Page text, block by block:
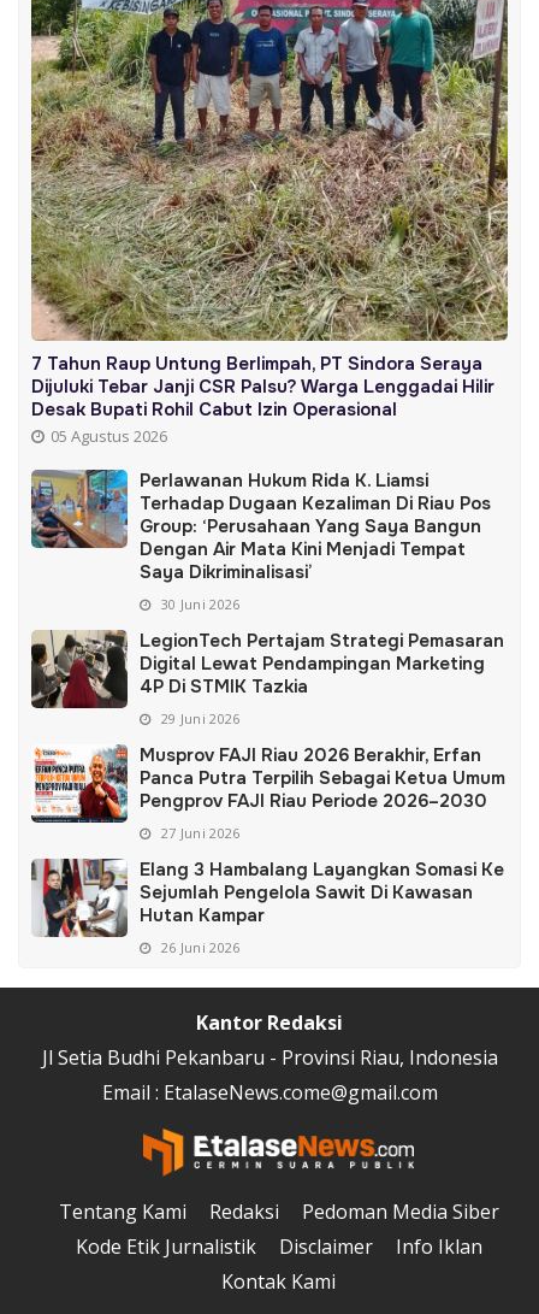
7 Tahun Raup Untung Berlimpah, PT Sindora Seraya
Dijuluki Tebar Janji CSR Palsu? Warga Lenggadai Hilir
Desak Bupati Rohil Cabut Izin Operasional
05 Agustus 2026
Perlawanan Hukum Rida K. Liamsi
Terhadap Dugaan Kezaliman Di Riau Pos
Group: ‘Perusahaan Yang Saya Bangun
Dengan Air Mata Kini Menjadi Tempat
Saya Dikriminalisasi’
30 Juni 2026
LegionTech Pertajam Strategi Pemasaran
Digital Lewat Pendampingan Marketing
4P Di STMIK Tazkia
29 Juni 2026
Musprov FAJI Riau 2026 Berakhir, Erfan
Panca Putra Terpilih Sebagai Ketua Umum
Pengprov FAJI Riau Periode 2026–2030
27 Juni 2026
Elang 3 Hambalang Layangkan Somasi Ke
Sejumlah Pengelola Sawit Di Kawasan
Hutan Kampar
26 Juni 2026
Kantor Redaksi
Jl Setia Budhi Pekanbaru - Provinsi Riau, Indonesia
Email : EtalaseNews.come@gmail.com
Tentang Kami Redaksi
Pedoman Media Siber
Kode Etik Jurnalistik
Disclaimer
Info Iklan
Kontak Kami